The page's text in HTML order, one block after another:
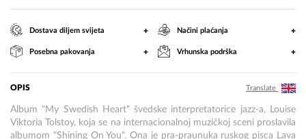
Dostava diljem svijeta + Načini plaćanja +
Posebna pakovanja + Vrhunska podrška +
OPIS Translate
Album "My Swedish Heart" švedske interpretatorice jazz-a, Louise
Viktoria Tolstoy, koja se na internacionalnoj muzičkoj sceni proslavila
albumom "Shining On You". Ona je pra-praunuka ruskog pisca Lava